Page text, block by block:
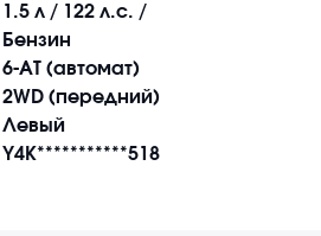
1.5 л / 122 л.с. /
Бензин
6-AT (автомат)
2WD (передний)
Левый
Y4K***********518